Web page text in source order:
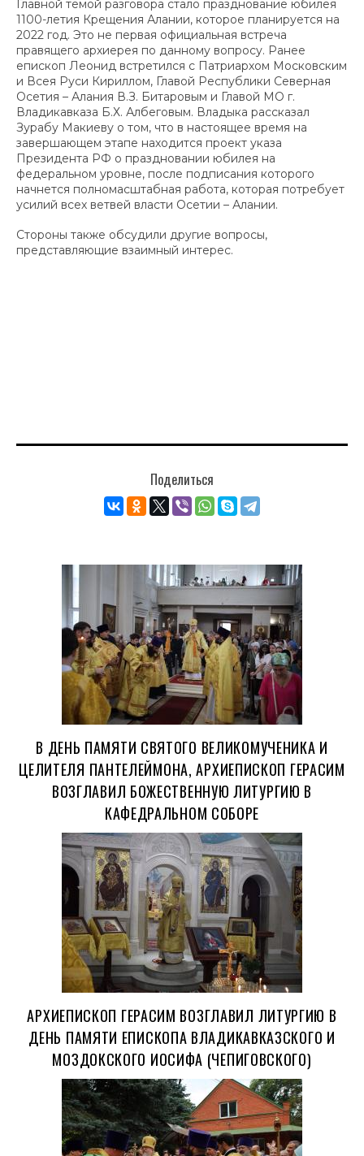
Главной темой разговора стало празднование юбилея
1100-летия Крещения Алании, которое планируется на
2022 год. Это не первая официальная встреча
правящего архиерея по данному вопросу. Ранее
епископ Леонид встретился с Патриархом Московским
и Всея Руси Кириллом, Главой Республики Северная
Осетия – Алания В.З. Битаровым и Главой МО г.
Владикавказа Б.Х. Албеговым. Владыка рассказал
Зурабу Макиеву о том, что в настоящее время на
завершающем этапе находится проект указа
Президента РФ о праздновании юбилея на
федеральном уровне, после подписания которого
начнется полномасштабная работа, которая потребует
усилий всех ветвей власти Осетии – Алании.
Стороны также обсудили другие вопросы,
представляющие взаимный интерес.
Поделиться
В ДЕНЬ ПАМЯТИ СВЯТОГО ВЕЛИКОМУЧЕНИКА И
ЦЕЛИТЕЛЯ ПАНТЕЛЕЙМОНА, АРХИЕПИСКОП ГЕРАСИМ
ВОЗГЛАВИЛ БОЖЕСТВЕННУЮ ЛИТУРГИЮ В
КАФЕДРАЛЬНОМ СОБОРЕ
АРХИЕПИСКОП ГЕРАСИМ ВОЗГЛАВИЛ ЛИТУРГИЮ В
ДЕНЬ ПАМЯТИ ЕПИСКОПА ВЛАДИКАВКАЗСКОГО И
МОЗДОКСКОГО ИОСИФА (ЧЕПИГОВСКОГО)